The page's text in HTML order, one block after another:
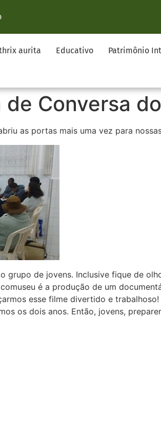
aurita Educativo Patrimônio
de Conversa
as portas mais uma vez para
grupo de jovens. Inclusive fique de
é a produção de um
esse filme divertido e
os dois anos. Então, jovens,